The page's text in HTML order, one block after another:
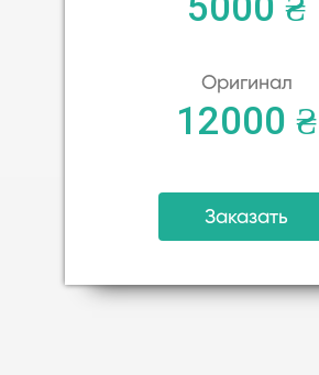
Оригинал
12000 ₴
Заказать